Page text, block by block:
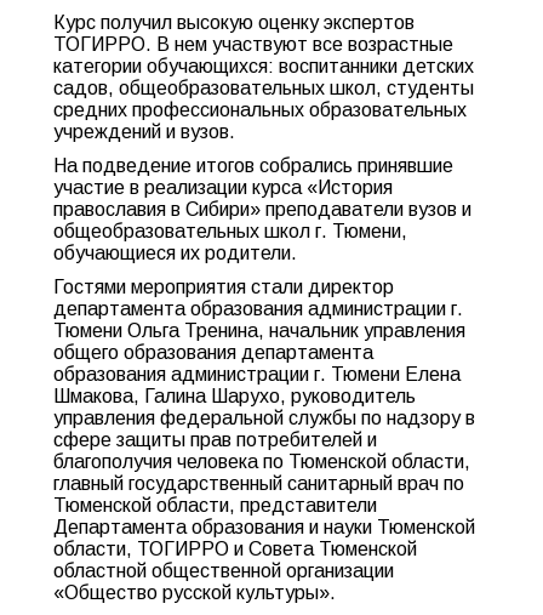
Курс получил высокую оценку экспертов
ТОГИРРО. В нем участвуют все возрастные
категории обучающихся: воспитанники детских
садов, общеобразовательных школ, студенты
средних профессиональных образовательных
учреждений и вузов.
На подведение итогов собрались принявшие
участие в реализации курса «История
православия в Сибири» преподаватели вузов и
общеобразовательных школ г. Тюмени,
обучающиеся их родители.
Гостями мероприятия стали директор
департамента образования администрации г.
Тюмени Ольга Тренина, начальник управления
общего образования департамента
образования администрации г. Тюмени Елена
Шмакова, Галина Шарухо, руководитель
управления федеральной службы по надзору в
сфере защиты прав потребителей и
благополучия человека по Тюменской области,
главный государственный санитарный врач по
Тюменской области, представители
Департамента образования и науки Тюменской
области, ТОГИРРО и Совета Тюменской
областной общественной организации
«Общество русской культуры».